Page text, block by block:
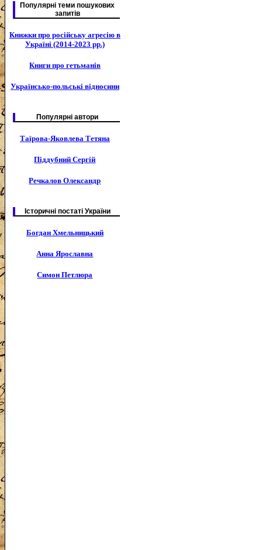
Популярні теми пошукових
запитів
Книжки про російську агресію в
Україні (2014-2023 рр.)
Книги про гетьманів
Українсько-польські відносини
Популярні автори
Таїрова-Яковлева Тетяна
Піддубний Сергій
Речкалов Олександр
Історичні постаті України
Богдан Хмельницький
Анна Ярославна
Симон Петлюра